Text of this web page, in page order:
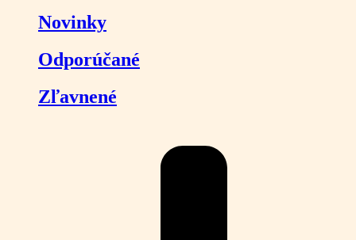
Novinky
Odporúčané
Zľavnené